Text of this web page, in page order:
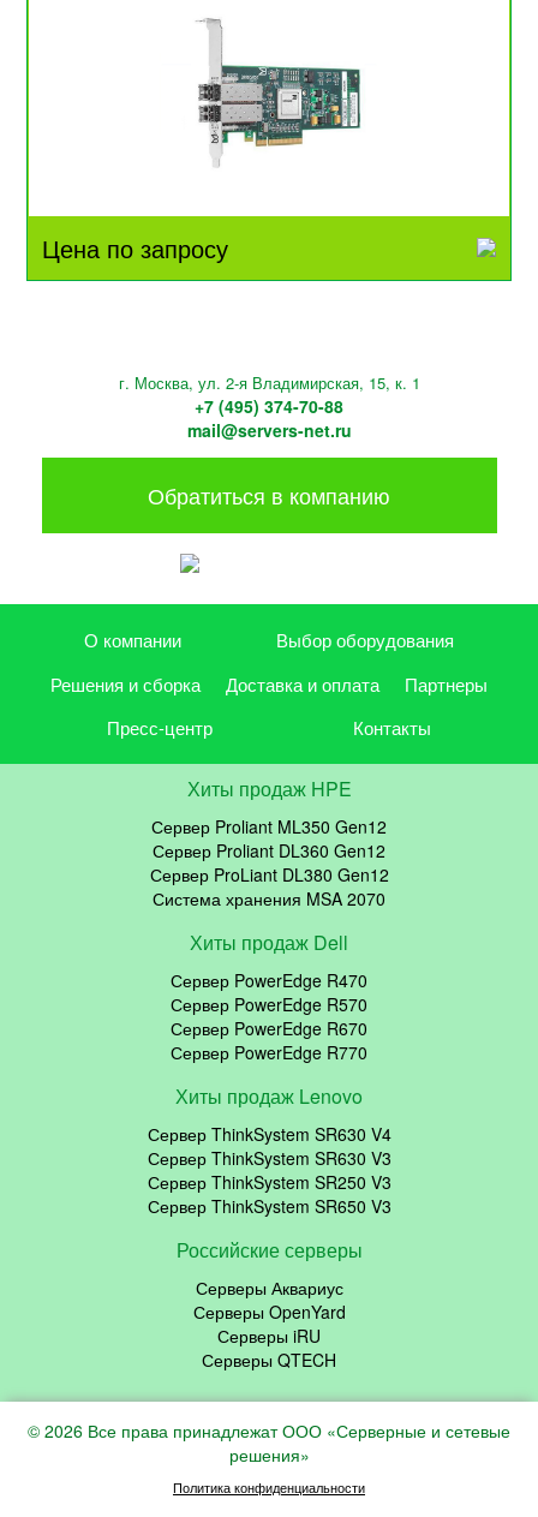
Цена по запросу
г. Москва, ул. 2-я Владимирская, 15, к. 1
+7 (495) 374-70-88
mail@servers-net.ru
Обратиться в компанию
О компании
Выбор оборудования
Решения и сборка
Доставка и оплата
Партнеры
Пресс-центр
Контакты
Хиты продаж HPE
Сервер Proliant ML350 Gen12
Сервер Proliant DL360 Gen12
Сервер ProLiant DL380 Gen12
Система хранения MSA 2070
Хиты продаж Dell
Сервер PowerEdge R470
Сервер PowerEdge R570
Сервер PowerEdge R670
Сервер PowerEdge R770
Хиты продаж Lenovo
Сервер ThinkSystem SR630 V4
Сервер ThinkSystem SR630 V3
Сервер ThinkSystem SR250 V3
Сервер ThinkSystem SR650 V3
Российские серверы
Серверы Аквариус
Серверы OpenYard
Серверы iRU
Серверы QTECH
© 2026 Все права принадлежат ООО «Серверные и сетевые
решения»
Политика конфиденциальности